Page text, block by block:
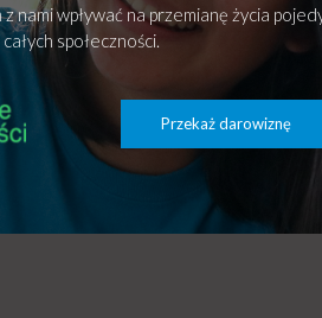
z nami wpływać na przemianę życia
społeczności.
Przekaż darowiznę